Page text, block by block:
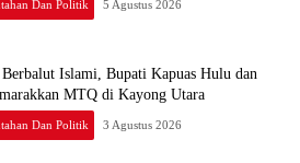
Dan Politik 5 Agustus 2026
Islami, Bupati Kapuas Hulu dan
MTQ di Kayong Utara
Dan Politik 3 Agustus 2026